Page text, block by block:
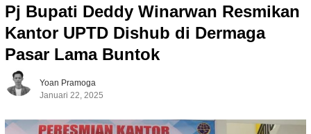
Pj Bupati Deddy Winarwan Resmikan
Kantor UPTD Dishub di Dermaga
Pasar Lama Buntok
Yoan Pramoga
Januari 22, 2025